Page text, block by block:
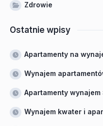
Zdrowie
Ostatnie wpisy
Apartamenty na
Wynajem
Apartamenty
Wynajem kwater i